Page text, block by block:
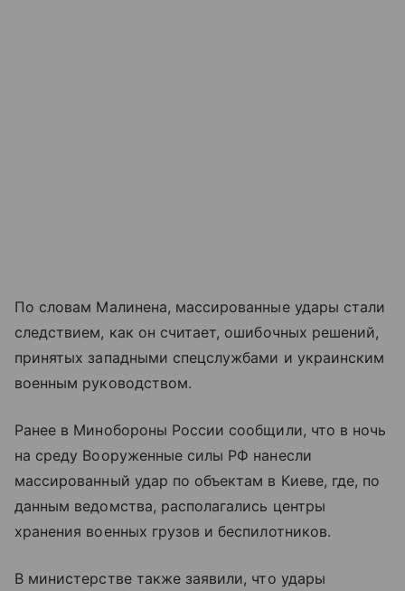
По словам Малинена, массированные удары стали
следствием, как он считает, ошибочных решений,
принятых западными спецслужбами и украинским
военным руководством.
Ранее в Минобороны России сообщили, что в ночь
на среду Вооруженные силы РФ нанесли
массированный удар по объектам в Киеве, где, по
данным ведомства, располагались центры
хранения военных грузов и беспилотников.
В министерстве также заявили, что удары